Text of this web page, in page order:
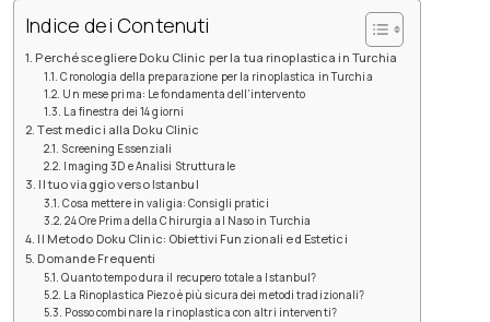
Indice dei Contenuti
Perché scegliere Doku Clinic per la tua rinoplastica in Turchia
Cronologia della preparazione per la rinoplastica in Turchia
Un mese prima: Le fondamenta dell’intervento
La finestra dei 14 giorni
Test medici alla Doku Clinic
Screening Essenziali
Imaging 3D e Analisi Strutturale
Il tuo viaggio verso Istanbul
Cosa mettere in valigia: Consigli pratici
24 Ore Prima della Chirurgia al Naso in Turchia
Il Metodo Doku Clinic: Obiettivi Funzionali ed Estetici
Domande Frequenti
Quanto tempo dura il recupero totale a Istanbul?
La Rinoplastica Piezo è più sicura dei metodi tradizionali?
Posso combinare la rinoplastica con altri interventi?